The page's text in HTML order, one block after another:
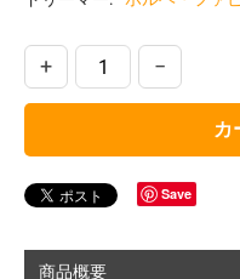
+ −
カ
Save
商品概要